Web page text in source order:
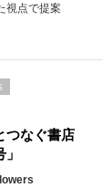
視点で提案
つなぐ書店